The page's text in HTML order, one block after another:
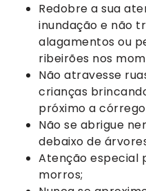
Redobre a sua
inundação e não
alagamentos ou
ribeirões nos
Não atravesse
crianças
próximo a
Não se abrigue
debaixo de
Atenção especial
morros;